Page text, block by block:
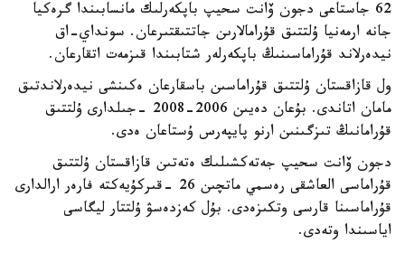
62 جاستاعى دجون ۆانت سحيپ باپكەرلىك مانسابىندا گرەكيا
جانە ارمەنيا ۇلتتىق قۇرامالارىن جاتتىقتىرعان. سونداي-اق
نيدەرلاند قۇراماسىنىڭ باپكەرلەر شتابىندا قىزمەت اتقارعان.
ول قازاقستان ۇلتتىق قۇراماسىن باسقارعان ەكىنشى نيدەرلاندتىق
مامان اتاندى. بۇعان دەيىن 2006-2008 -جىلدارى ۇلتتىق
قۇرامانىڭ تىزگىنىن ارنو پايپەرس ۇستاعان ەدى.
دجون ۆانت سحيپ جەتەكشىلىك ەتەتىن قازاقستان ۇلتتىق
قۇراماسى العاشقى رەسمي ماتچىن 26 -قىركۇيەكتە فارەر ارالدارى
قۇراماسىنا قارسى وتكىزەدى. بۇل كەزدەسۋ ۇلتتار ليگاسى
اياسىندا وتەدى.